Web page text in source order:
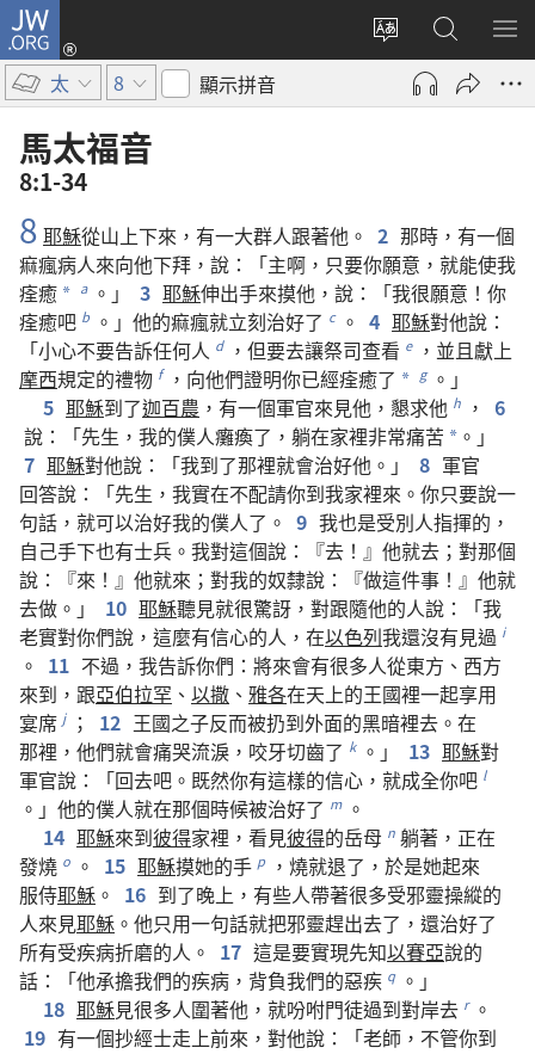
JW.ORG
更
網
登
入
啟
搜
尋
JW.ORG
顯
選
太 8 顯示拼音
馬太福音
8:1-34
8 耶穌從山上下來 ， 有一大群人跟著他 。 2 那時 ， 有一個
痲瘋病人來向他下拜 ， 說 ：「主啊 ， 只要你願意 ， 就能使我
痊癒 * a 。」 3 耶穌伸出手來摸他 ， 說 ：「我很願意 ！ 你
痊癒吧 b 。」 他的痲瘋就立刻治好了 c 。 4 耶穌對他說 ：
「小心不要告訴任何人 d ， 但要去讓祭司查看 e ， 並且獻上
摩西規定的禮物 f ， 向他們證明你已經痊癒了 * g 。」
5 耶穌到了迦百農 ， 有一個軍官來見他 ， 懇求他 h ， 6
說 ：「先生 ， 我的僕人癱瘓了 ， 躺在家裡非常痛苦 * 。」
7 耶穌對他說 ：「我到了那裡就會治好他 。」 8 軍官
回答說 ：「先生 ， 我實在不配請你到我家裡來 。 你只要說一
句話 ， 就可以治好我的僕人了 。 9 我也是受別人指揮的 ，
自己手下也有士兵 。 我對這個說 ：『去 ！』 他就去 ； 對那個
說 ：『來 ！』 他就來 ； 對我的奴隸說 ：『做這件事 ！』 他就
去做 。」 10 耶穌聽見就很驚訝 ， 對跟隨他的人說 ：「我
老實對你們說 ， 這麼有信心的人 ， 在以色列我還沒有見過 i
。 11 不過 ， 我告訴你們 ： 將來會有很多人從東方 、 西方
來到 ， 跟亞伯拉罕 、 以撒 、 雅各在天上的王國裡一起享用
宴席 j ； 12 王國之子反而被扔到外面的黑暗裡去 。 在
那裡 ， 他們就會痛哭流淚 ， 咬牙切齒了 k 。」 13 耶穌對
軍官說 ：「回去吧 。 既然你有這樣的信心 ， 就成全你吧 l
。」 他的僕人就在那個時候被治好了 m 。
14 耶穌來到彼得家裡 ， 看見彼得的岳母 n 躺著 ， 正在
發燒 o 。 15 耶穌摸她的手 p ， 燒就退了 ， 於是她起來
服侍耶穌 。 16 到了晚上 ， 有些人帶著很多受邪靈操縱的
人來見耶穌 。 他只用一句話就把邪靈趕出去了 ， 還治好了
所有受疾病折磨的人 。 17 這是要實現先知以賽亞說的
話 ：「他承擔我們的疾病 ， 背負我們的惡疾 q 。」
18 耶穌見很多人圍著他 ， 就吩咐門徒過到對岸去 r 。
19 有一個抄經士走上前來 ， 對他說 ：「老師 ， 不管你到